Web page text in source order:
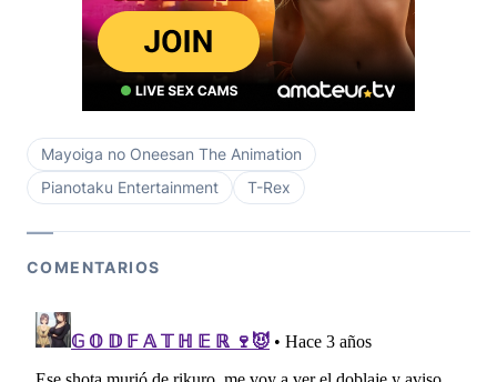
Mayoiga no Oneesan The Animation
Pianotaku Entertainment
T-Rex
COMENTARIOS